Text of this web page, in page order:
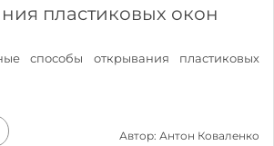
пластиковых окон
способы открывания пластиковых
Автор: Антон Коваленко